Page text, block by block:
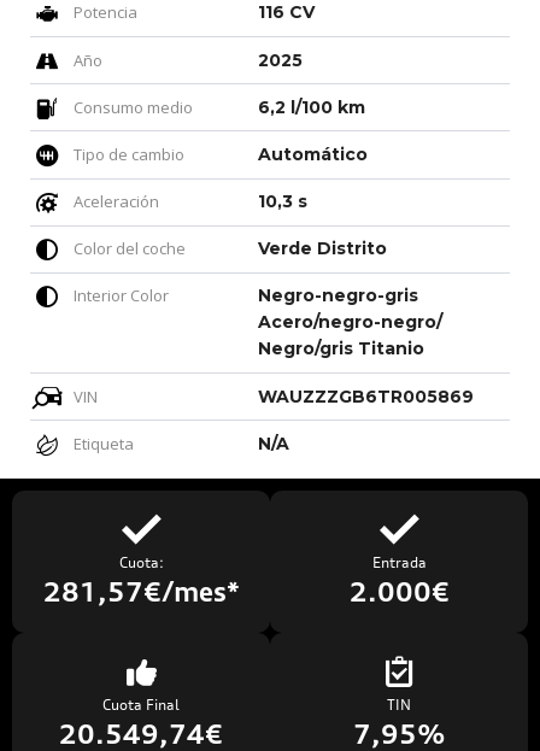
Potencia 116 CV
Año 2025
Consumo medio 6,2 l/100 km
Tipo de cambio Automático
Aceleración 10,3 s
Color del coche Verde Distrito
Interior Color
Negro-negro-gris
Acero/negro-negro/
Negro/gris Titanio
VIN WAUZZZGB6TR005869
Etiqueta N/A
Cuota:
281,57€/mes*
Entrada
2.000€
Cuota Final
20.549,74€
TIN
7,95%